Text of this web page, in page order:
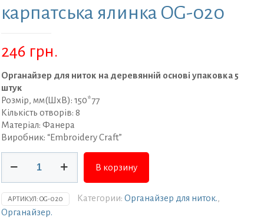
карпатська ялинка OG-020
246 грн.
Органайзер для ниток на деревянній основі упаковка 5
штук
Розмір, мм(ШхВ): 150*77
Кількість отворів: 8
Матеріал: Фанера
Виробник: “Embroidery Craft”
товара
Органайзер
для
ниток
В корзину
АРТИКУЛ: OG-020 Категории: Органайзер для ниток.
Органайзер.